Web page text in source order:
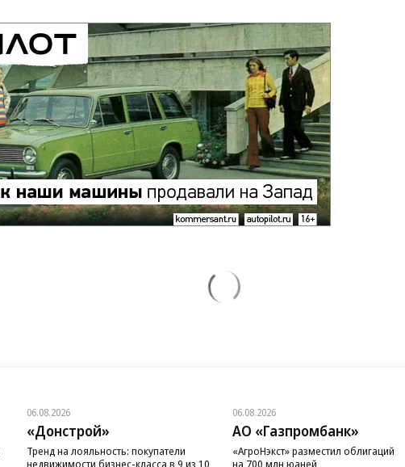
06.08.2026
«Донстрой»
Тренд на лояльность: покупатели
недвижимости бизнес-класса в 9 из 10
06.08.2026
АО «Газпромбанк»
«АгроНэкст» разместил облигаций
на 700 млн юаней